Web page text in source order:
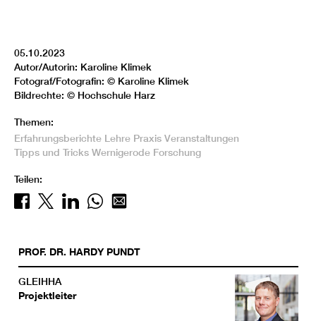
05.10.2023
Autor/Autorin: Karoline Klimek
Fotograf/Fotografin: © Karoline Klimek
Bildrechte: © Hochschule Harz
Themen:
Erfahrungsberichte Lehre Praxis Veranstaltungen
Tipps und Tricks Wernigerode Forschung
Teilen:
PROF. DR. HARDY PUNDT
GLEIHHA
Projektleiter